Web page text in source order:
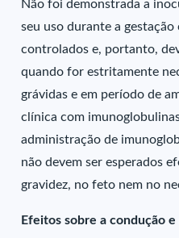
Não foi demonstrada a
seu uso durante a
controlados e, portanto,
quando for estritamente
grávidas e em período de
clínica com
administração de
não devem ser esperados
gravidez, no feto nem no
Efeitos sobre a condução